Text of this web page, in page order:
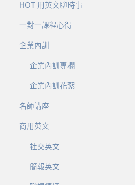
HOT 用英文聊時事
一對一課程心得
企業內訓
企業內訓專欄
企業內訓花絮
名師講座
商用英文
社交英文
簡報英文